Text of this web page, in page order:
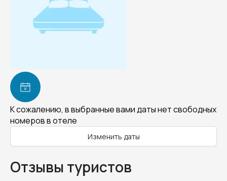
К сожалению, в выбранные вами даты нет свободных
номеров в отеле
Изменить даты
Отзывы туристов